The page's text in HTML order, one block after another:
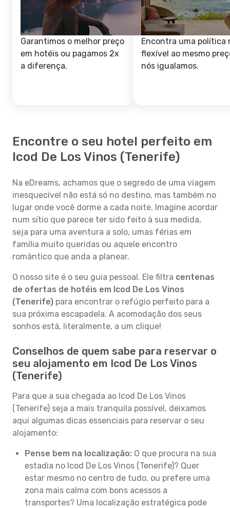
Garantimos o melhor preço
em hotéis ou pagamos 2x
a diferença.
Encontra uma política
flexível ao mesmo
nós igualamos.
Encontre o seu hotel perfeito em
Icod De Los Vinos (Tenerife)
Na eDreams, achamos que o segredo de uma viagem
inesquecível não está só no destino, mas também no
lugar onde você dorme a cada noite. Imagine acordar
num sítio que parece ter sido feito à sua medida,
seja para uma aventura a solo, umas férias em
família muito queridas ou aquele encontro
romântico que anda a planear.
O nosso site é o seu guia pessoal. Ele filtra centenas
de ofertas de hotéis em Icod De Los Vinos
(Tenerife) para encontrar o refúgio perfeito para a
sua próxima escapadela. A acomodação dos seus
sonhos está, literalmente, a um clique!
Conselhos de quem sabe para reservar o
seu alojamento em Icod De Los Vinos
(Tenerife)
Para que a sua chegada ao Icod De Los Vinos
(Tenerife) seja a mais tranquila possível, deixamos
aqui algumas dicas essenciais para reservar o seu
alojamento:
Pense bem na localização: O que procura na sua
estadia no Icod De Los Vinos (Tenerife)? Quer
estar mesmo no centro de tudo, ou prefere uma
zona mais calma com bons acessos a
transportes? Uma localização estratégica pode